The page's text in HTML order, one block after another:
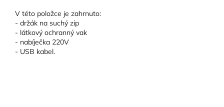
V této položce je zahrnuto:
- držák na suchý zip
- látkový ochranný vak
- nabíječka 220V
- USB kabel.